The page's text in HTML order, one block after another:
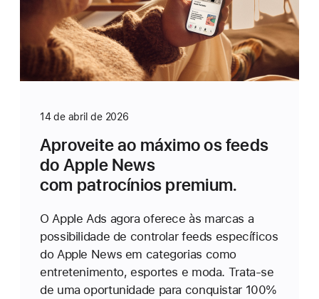
14 de abril de 2026
Aproveite ao máximo os feeds
do Apple News
com patrocínios premium.
O Apple Ads agora oferece às marcas a
possibilidade de controlar feeds específicos
do Apple News em categorias como
entretenimento, esportes e moda. Trata-se
de uma oportunidade para conquistar 100%